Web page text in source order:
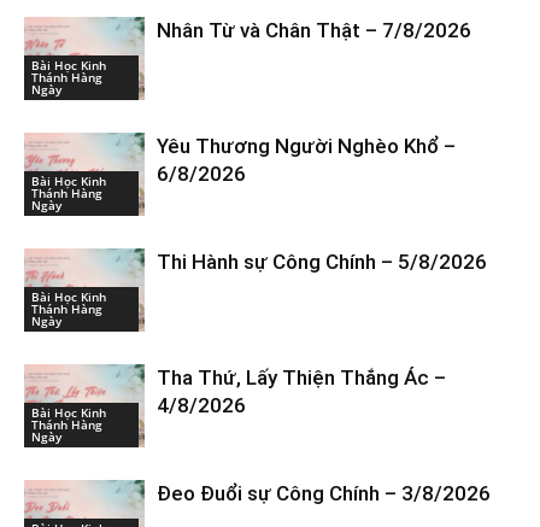
Bài Học Kinh
Thánh Hàng
Ngày
Nhân Từ và Chân Thật – 7/8/2026
Bài Học Kinh
Thánh Hàng
Ngày
Yêu Thương Người Nghèo Khổ –
6/8/2026
Bài Học Kinh
Thánh Hàng
Ngày
Thi Hành sự Công Chính – 5/8/2026
Bài Học Kinh
Thánh Hàng
Ngày
Tha Thứ, Lấy Thiện Thắng Ác –
4/8/2026
Đeo Đuổi sự Công Chính – 3/8/2026